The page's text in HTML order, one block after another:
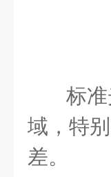
标
域，特
差。